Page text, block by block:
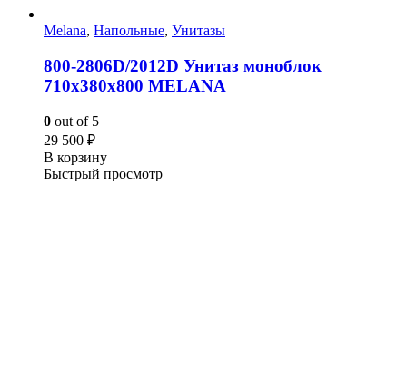
Melana, Напольные, Унитазы
800-2806D/2012D Унитаз моноблок
710х380х800 MELANA
0 out of 5
29 500 ₽
В корзину
Быстрый просмотр